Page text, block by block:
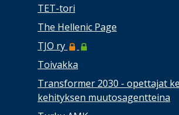
TET-tori
The Hellenic Page
TJO ry
Toivakka
Transformer 2030 - opettajat
kehityksen muutosagentteina